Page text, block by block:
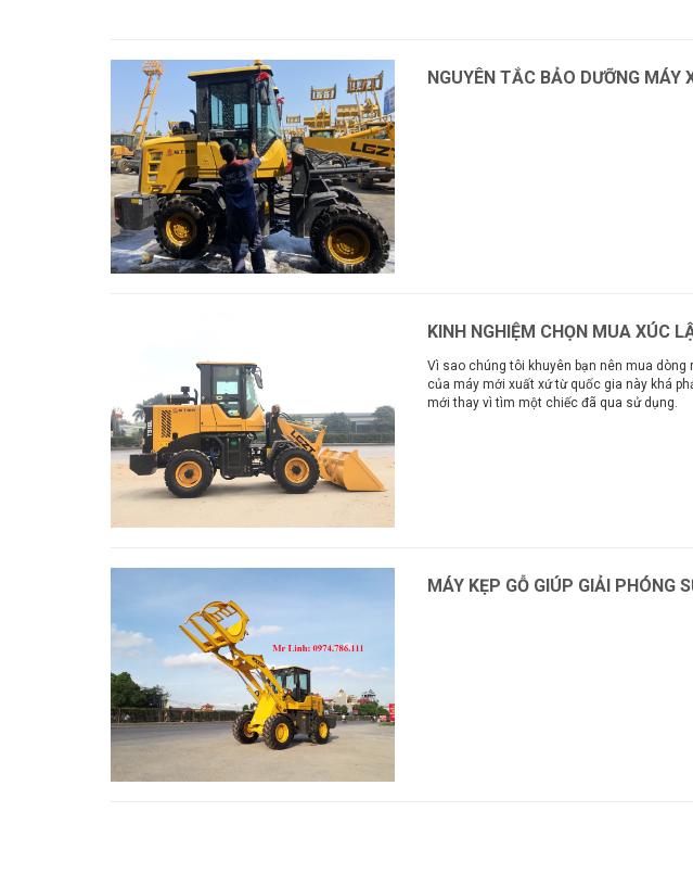
NGUYÊN TẮC BẢO DƯỠNG MÁY
KINH NGHIỆM CHỌN MUA XÚC
Vì sao chúng tôi khuyên bạn nên mua
của máy mới xuất xứ từ quốc gia này khá
mới thay vì tìm một chiếc đã qua sử dụng.
MÁY KẸP GỖ GIÚP GIẢI PHÓNG